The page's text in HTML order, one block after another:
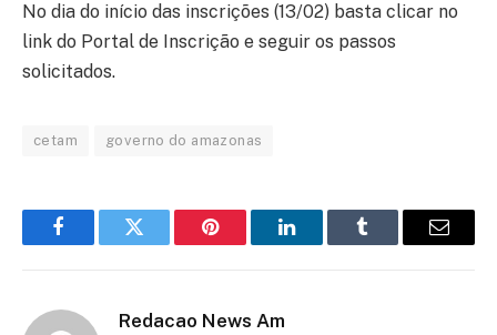
No dia do início das inscrições (13/02) basta clicar no
link do Portal de Inscrição e seguir os passos
solicitados.
cetam governo do amazonas
FacebookTwitter Pinterest LinkedInTumblr Email
Redacao News Am